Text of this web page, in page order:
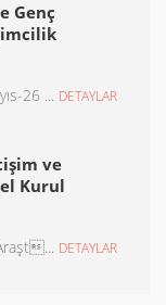
Genç
26 ... DETAYLAR
ve
Kurul
... DETAYLAR